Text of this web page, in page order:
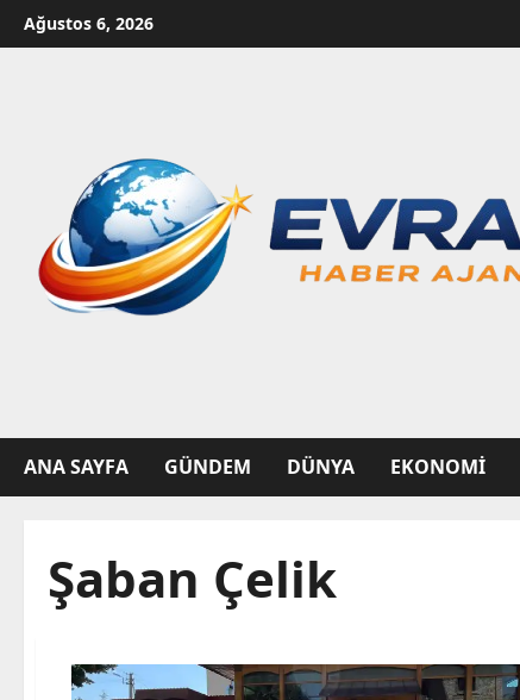
Skip
to
Ağustos 6, 2026
ANA SAYFA GÜNDEM DÜNYA EKONOMI
Şaban Çelik